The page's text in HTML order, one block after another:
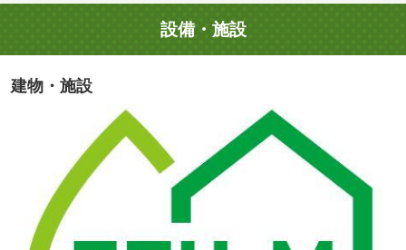
イオンタウン大垣 自転車約6分（約1440m）
設備・施設
建物・施設